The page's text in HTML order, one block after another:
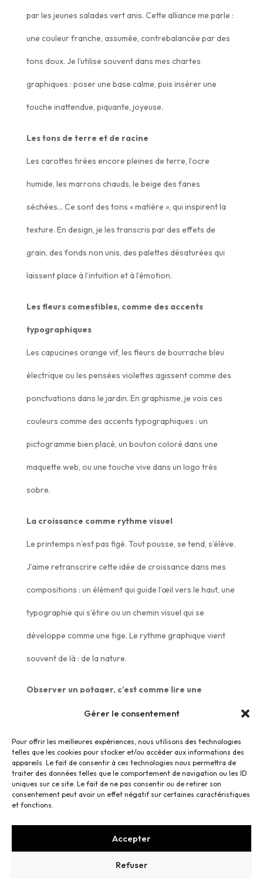
Gérer le consentement
Pour offrir les meilleures expériences, nous utilisons des technologies
telles que les cookies pour stocker et/ou accéder aux informations des
appareils. Le fait de consentir à ces technologies nous permettra de
traiter des données telles que le comportement de navigation ou les ID
uniques sur ce site. Le fait de ne pas consentir ou de retirer son
consentement peut avoir un effet négatif sur certaines caractéristiques
et fonctions.
Accepter
Refuser
par les jeunes salades vert anis. Cette alliance me parle :
une couleur franche, assumée, contrebalancée par des
tons doux. Je l’utilise souvent dans mes chartes
graphiques : poser une base calme, puis insérer une
touche inattendue, piquante, joyeuse.
Les tons de terre et de racine
Les carottes tirées encore pleines de terre, l’ocre
humide, les marrons chauds, le beige des fanes
séchées… Ce sont des tons « matière », qui inspirent la
texture. En design, je les transcris par des effets de
grain, des fonds non unis, des palettes désaturées qui
laissent place à l’intuition et à l’émotion.
Les fleurs comestibles, comme des accents
typographiques
Les capucines orange vif, les fleurs de bourrache bleu
électrique ou les pensées violettes agissent comme des
ponctuations dans le jardin. En graphisme, je vois ces
couleurs comme des accents typographiques : un
pictogramme bien placé, un bouton coloré dans une
maquette web, ou une touche vive dans un logo très
sobre.
La croissance comme rythme visuel
Le printemps n’est pas figé. Tout pousse, se tend, s’élève.
J’aime retranscrire cette idée de croissance dans mes
compositions : un élément qui guide l’œil vers le haut, une
typographie qui s’étire ou un chemin visuel qui se
développe comme une tige. Le rythme graphique vient
souvent de là : de la nature.
Observer un potager, c’est comme lire une
composition en mouvement.C’est un laboratoire de
regard lente et profonde, et elle irrigue mon travail de
graphiste de façon naturelle. Chaque saison a ses
nuances. Le printemps, lui, insuffle un souffle frais,
organique, généreux.